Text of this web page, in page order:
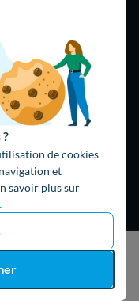
de cookies
et
savoir plus sur
21h)